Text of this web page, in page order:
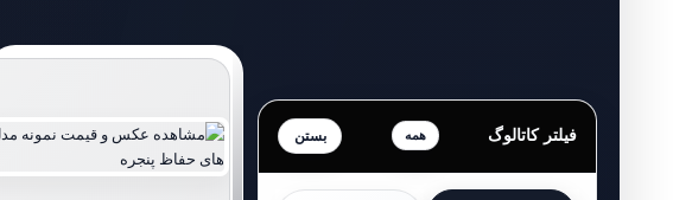
فیلتر کاتالوگ همه